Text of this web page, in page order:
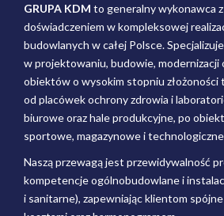
GRUPA KDM to generalny wykonawca
doświadczeniem w kompleksowej
budowlanych w całej Polsce.
w projektowaniu, budowie, modernizacji
obiektów o wysokim stopniu złożoności
od placówek ochrony zdrowia i
biurowe oraz hale produkcyjne, po
sportowe, magazynowe i
Naszą przewagą jest przewidywalność
kompetencje ogólnobudowlane i
i sanitarne), zapewniając klientom spójne